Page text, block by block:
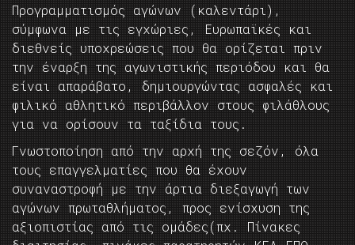
Προγραμματισμός αγώνων (καλεντάρι),
σύμφωνα με τις εγχώριες, Ευρωπαϊκές και
διεθνείς υποχρεώσεις που θα ορίζεται πριν
την έναρξη της αγωνιστικής περιόδου και θα
είναι απαράβατο, δημιουργώντας ασφαλές και
φιλικό αθλητικό περιβάλλον στους φιλάθλους
για να ορίσουν τα ταξίδια τους.
Γνωστοποίηση από την αρχή της σεζόν, όλα
τους επαγγελματίες που θα έχουν
συναναστροφή με την άρτια διεξαγωγή των
αγώνων πρωταθλήματος, προς ενίσχυση της
αξιοπιστίας από τις ομάδες(πχ. Πίνακες